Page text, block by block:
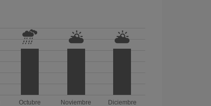
Octubre Noviembre Diciembre